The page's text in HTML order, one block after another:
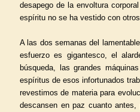
desapego de la envoltura
espíritu no se ha vestido con
A las dos semanas del
esfuerzo es gigantesco, el
búsqueda, las grandes
espíritus de esos infortunados
revestimos de materia para
descansen en paz cuanto